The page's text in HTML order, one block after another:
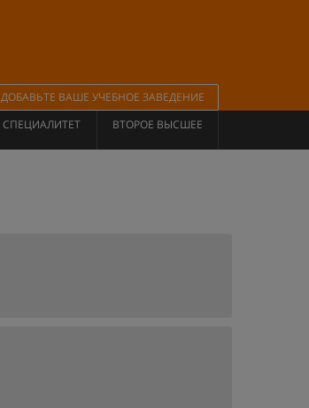
ДОБАВЬТЕ ВАШЕ УЧЕБНОЕ ЗАВЕДЕНИЕ
СПЕЦИАЛИТЕТ ВТОРОЕ ВЫСШЕЕ